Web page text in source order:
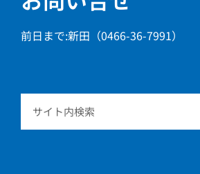
前日まで:新田（0466-36-7991）